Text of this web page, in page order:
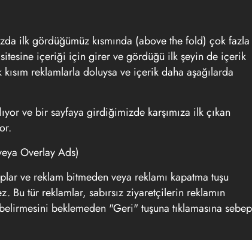
ilk gördüğümüz kısmında (above the fold) çok fazla
içeriği için girer ve gördüğü ilk şeyin de içerik
kısım reklamlarla doluysa ve içerik daha aşağılarda
ve bir sayfaya girdiğimizde karşımıza ilk çıkan
Overlay Ads)
ve reklam bitmeden veya reklamı kapatma tuşu
tür reklamlar, sabırsız ziyaretçilerin reklamın
beklemeden "Geri" tuşuna tıklamasına sebep